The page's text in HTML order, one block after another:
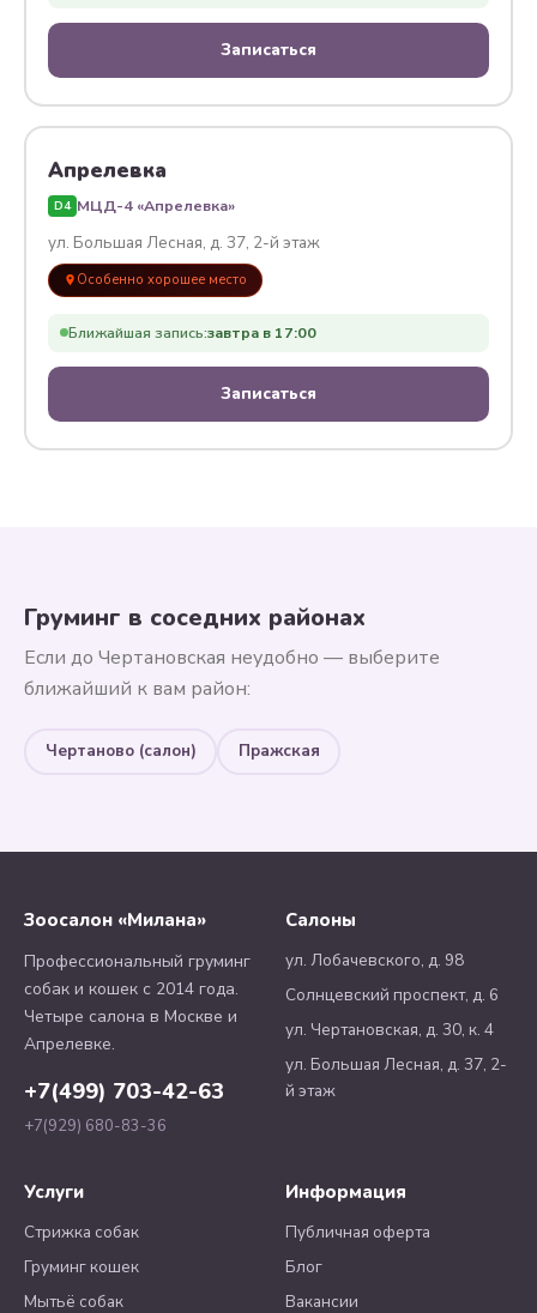
Записаться
Апрелевка
D4 МЦД-4 «Апрелевка»
ул. Большая Лесная, д. 37, 2-й этаж
Особенно хорошее место
Ближайшая запись:завтра в 17:00
Записаться
Груминг в соседних районах
Если до Чертановская неудобно — выберите
ближайший к вам район:
Чертаново (салон) Пражская
Зоосалон «Милана»
Профессиональный груминг
собак и кошек с 2014 года.
Четыре салона в Москве и
Апрелевке.
+7(499) 703-42-63
+7(929) 680-83-36
Салоны
ул. Лобачевского, д. 98
Солнцевский проспект, д. 6
ул. Чертановская, д. 30, к. 4
ул. Большая Лесная, д. 37, 2-
й этаж
Услуги
Стрижка собак
Груминг кошек
Мытьё собак
Информация
Публичная оферта
Блог
Вакансии